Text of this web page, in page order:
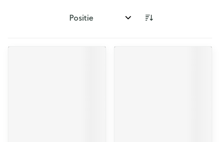
Sorteer op: